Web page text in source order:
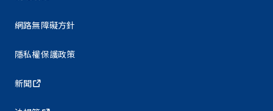
網路無障礙方針
隱私權保護政策
新聞